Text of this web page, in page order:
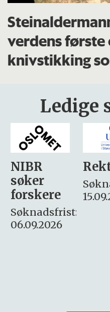
verdens
knivstikking
Ledige
Rektor
Søknadsfrist:
15.09.2026